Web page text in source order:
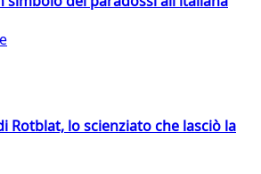
Rotblat, lo scienziato che lasciò la